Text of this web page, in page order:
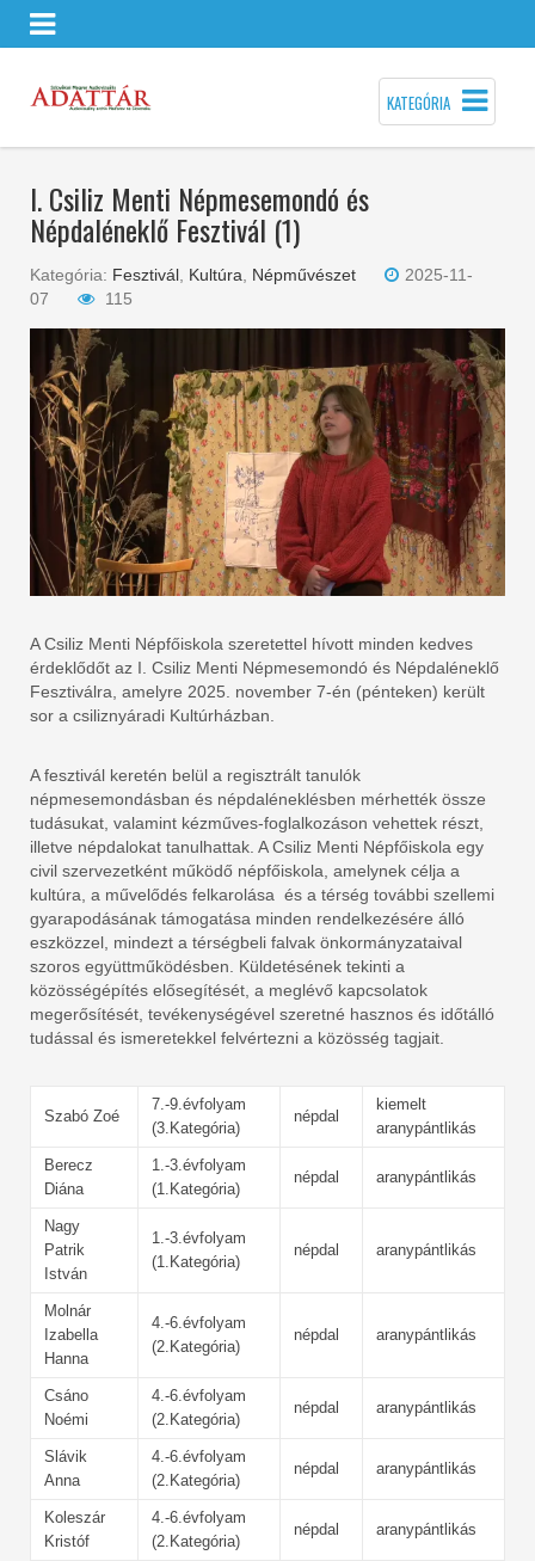
KATEGÓRIA
I. Csiliz Menti Népmesemondó és
Népdaléneklő Fesztivál (1)
Kategória: Fesztivál Kultúra Népművészet
2025-11-
07
115
A Csiliz Menti Népfőiskola szeretettel hívott minden kedves
érdeklődőt az I. Csiliz Menti Népmesemondó és Népdaléneklő
Fesztiválra, amelyre 2025. november 7-én (pénteken) került
sor a csiliznyáradi Kultúrházban.
A fesztivál keretén belül a regisztrált tanulók
népmesemondásban és népdaléneklésben mérhették össze
tudásukat, valamint kézműves-foglalkozáson vehettek részt,
illetve népdalokat tanulhattak. A Csiliz Menti Népfőiskola egy
civil szervezetként működő népfőiskola, amelynek célja a
kultúra, a művelődés felkarolása és a térség további szellemi
gyarapodásának támogatása minden rendelkezésére álló
eszközzel, mindezt a térségbeli falvak önkormányzataival
szoros együttműködésben. Küldetésének tekinti a
közösségépítés elősegítését, a meglévő kapcsolatok
megerősítését, tevékenységével szeretné hasznos és időtálló
tudással és ismeretekkel felvértezni a közösség tagjait.
Szabó Zoé
7.-9.évfolyam
(3.Kategória)
népdal
kiemelt
aranypántlikás
Berecz
Diána
1.-3.évfolyam
(1.Kategória)
népdal aranypántlikás
Nagy
Patrik
István
1.-3.évfolyam
(1.Kategória)
népdal aranypántlikás
Molnár
Izabella
Hanna
4.-6.évfolyam
(2.Kategória)
népdal aranypántlikás
Csáno
Noémi
4.-6.évfolyam
(2.Kategória)
népdal aranypántlikás
Slávik
Anna
4.-6.évfolyam
(2.Kategória)
népdal aranypántlikás
Koleszár
Kristóf
4.-6.évfolyam
(2.Kategória)
népdal aranypántlikás